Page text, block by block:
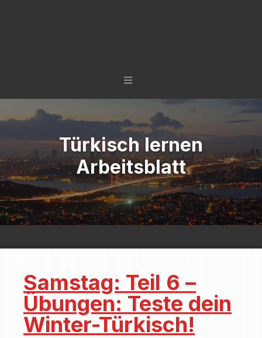
Türkisch lernen
Arbeitsblatt
Samstag: Teil 6 –
Übungen: Teste dein
Winter-Türkisch!